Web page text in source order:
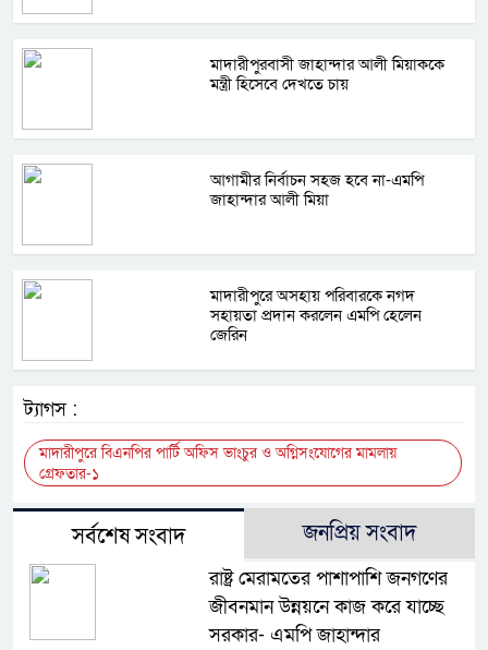
মাদারীপুরবাসী জাহান্দার আলী মিয়াককে
মন্ত্রী হিসেবে দেখতে চায়
আগামীর নির্বাচন সহজ হবে না-এমপি
জাহান্দার আলী মিয়া
মাদারীপুরে অসহায় পরিবারকে নগদ
সহায়তা প্রদান করলেন এমপি হেলেন
জেরিন
ট্যাগস :
মাদারীপুরে বিএনপির পার্টি অফিস ভাংচুর ও অগ্নিসংযোগের মামলায়
গ্রেফতার-১
সর্বশেষ সংবাদ জনপ্রিয় সংবাদ
রাষ্ট্র মেরামতের পাশাপাশি জনগণের
জীবনমান উন্নয়নে কাজ করে যাচ্ছে
সরকার- এমপি জাহান্দার